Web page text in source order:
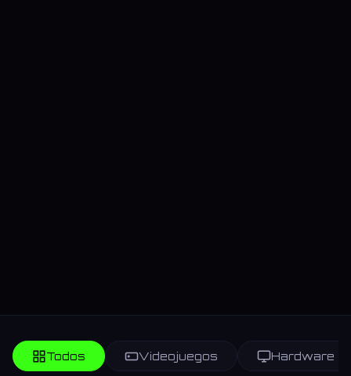
Todos Videojuegos Hardware